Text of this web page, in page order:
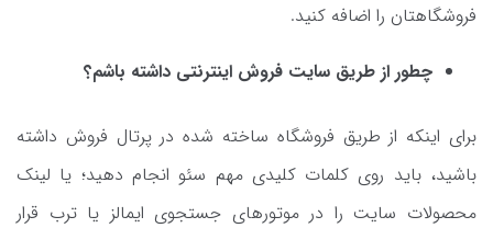
فروشگاهتان را اضافه کنید.
چطور از طریق سایت فروش اینترنتی داشته باشم؟
برای اینکه از طریق فروشگاه ساخته شده در پرتال فروش داشته
باشید، باید روی کلمات کلیدی مهم سئو انجام دهید؛ یا لینک
محصولات سایت را در موتورهای جستجوی ایمالز یا ترب قرار